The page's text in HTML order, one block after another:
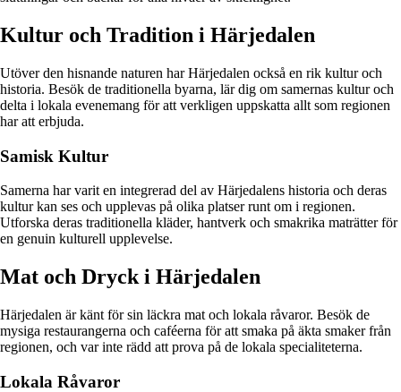
Kultur och Tradition i Härjedalen
Utöver den hisnande naturen har Härjedalen också en rik kultur och
historia. Besök de traditionella byarna, lär dig om samernas kultur och
delta i lokala evenemang för att verkligen uppskatta allt som regionen
har att erbjuda.
Samisk Kultur
Samerna har varit en integrerad del av Härjedalens historia och deras
kultur kan ses och upplevas på olika platser runt om i regionen.
Utforska deras traditionella kläder, hantverk och smakrika maträtter för
en genuin kulturell upplevelse.
Mat och Dryck i Härjedalen
Härjedalen är känt för sin läckra mat och lokala råvaror. Besök de
mysiga restaurangerna och caféerna för att smaka på äkta smaker från
regionen, och var inte rädd att prova på de lokala specialiteterna.
Lokala Råvaror